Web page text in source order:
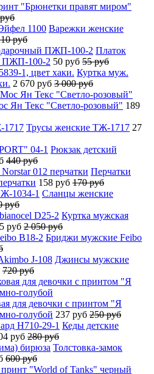
"Брюнетки правят миром"
Варежки женские
руб
Платок
ПЖП-100-2 50 руб 55 руб
Куртка муж.
2 670 руб 3 000 руб
Ян Текс "Светло-розовый" 189
Трусы женские ТЖ-1717 27
Рюкзак детский
440 руб
Перчатки
158 руб 170 руб
Сланцы женские
руб
Куртка мужская
руб 2 050 руб
Бриджи мужские Feibo
Джинсы мужские
720 руб
для девочки с принтом "Я
голубой 237 руб 250 руб
Кеды детские
руб 280 руб
Толстовка-замок
600 руб